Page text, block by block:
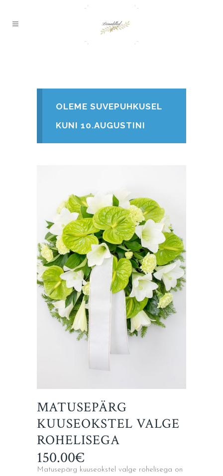
OLEME SUVEPUHKUSEL
KUNI 10.AUGUSTINI
MATUSEPÄRG
KUUSEOKSTEL VALGE
ROHELISEGA
150.00€
Matusepärg kuuseokstel valge rohelisega on